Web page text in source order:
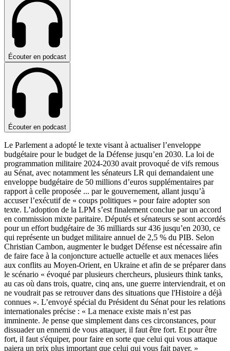
Écouter en podcast
Écouter en podcast
Le Parlement a adopté le texte visant à actualiser l’enveloppe
budgétaire pour le budget de la Défense jusqu’en 2030. La loi de
programmation militaire 2024-2030 avait provoqué de vifs remous
au Sénat, avec notamment les sénateurs LR qui demandaient une
enveloppe budgétaire de 50 millions d’euros supplémentaires par
rapport à celle proposée ... par le gouvernement, allant jusqu’à
accuser l’exécutif de « coups politiques » pour faire adopter son
texte. L’adoption de la LPM s’est finalement conclue par un accord
en commission mixte paritaire. Députés et sénateurs se sont accordés
pour un effort budgétaire de 36 milliards sur 436 jusqu’en 2030, ce
qui représente un budget militaire annuel de 2,5 % du PIB. Selon
Christian Cambon, augmenter le budget Défense est nécessaire afin
de faire face à la conjoncture actuelle actuelle et aux menaces liées
aux conflits au Moyen-Orient, en Ukraine et afin de se préparer dans
le scénario « évoqué par plusieurs chercheurs, plusieurs think tanks,
au cas où dans trois, quatre, cinq ans, une guerre interviendrait, et on
ne voudrait pas se retrouver dans des situations que l'Histoire a déjà
connues ». L’envoyé spécial du Président du Sénat pour les relations
internationales précise : « La menace existe mais n’est pas
imminente. Je pense que simplement dans ces circonstances, pour
dissuader un ennemi de vous attaquer, il faut être fort. Et pour être
fort, il faut s'équiper, pour faire en sorte que celui qui vous attaque
paiera un prix plus important que celui qui vous fait payer. »